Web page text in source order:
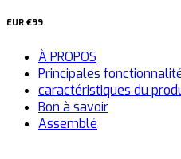
EUR €99
À PROPOS
Principales
caractéristiques du
Bon à savoir
Assemblé